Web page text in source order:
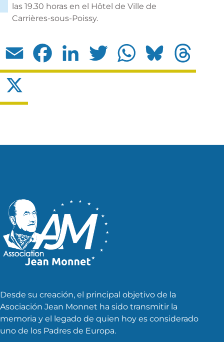
las 19.30 horas en el Hôtel de Ville de
Carrières-sous-Poissy.
Email Facebook LinkedIn Twitter WhatsApp Bluesky
Desde su creación, el principal objetivo de la
Asociación Jean Monnet ha sido transmitir la
memoria y el legado de quien hoy es considerado
uno de los Padres de Europa.